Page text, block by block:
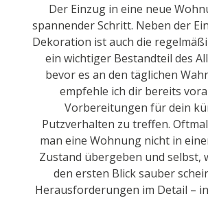
Der Einzug in eine neue
spannender Schritt. Neben der
Dekoration ist auch die
ein wichtiger Bestandteil des
bevor es an den täglichen
empfehle ich dir bereits
Vorbereitungen für dein
Putzverhalten zu treffen.
man eine Wohnung nicht in
Zustand übergeben und selbst,
den ersten Blick sauber
Herausforderungen im Detail –